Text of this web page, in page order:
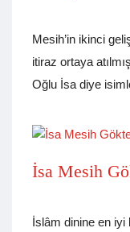
Mesih’in ikinci
itiraz ortaya
Oğlu İsa diye
İsa Mesih
İslâm dinine en